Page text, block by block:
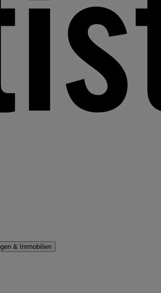
& Immobilien